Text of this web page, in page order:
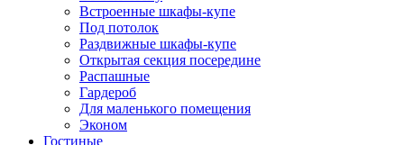
Встроенные шкафы-купе
Под потолок
Раздвижные шкафы-купе
Открытая секция посередине
Распашные
Гардероб
Для маленького помещения
Эконом
Гостиные